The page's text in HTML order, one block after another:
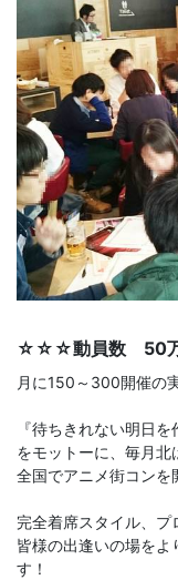
☆☆☆動員数 50
月に150～300開催の
『待ちきれない明日を
をモットーに、毎月
全国でアニメ街コンを
完全着席スタイル、
皆様の出逢いの場をよ
す！